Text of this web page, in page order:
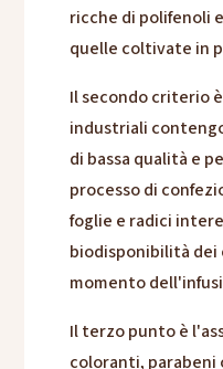
ricche di polifenoli
quelle coltivate in
Il secondo criterio
industriali
di bassa qualità e
processo di
foglie e radici
biodisponibilità
momento
Il terzo punto è
coloranti, parabeni